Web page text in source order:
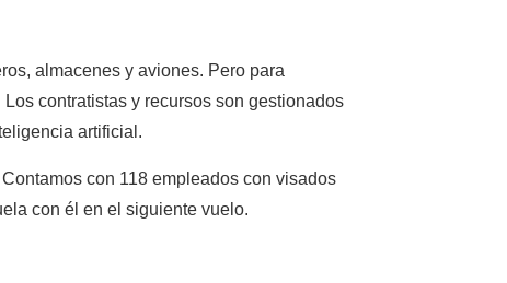
almacenes y aviones. Pero para
contratistas y recursos son gestionados
artificial.
con 118 empleados con visados
con él en el siguiente vuelo.